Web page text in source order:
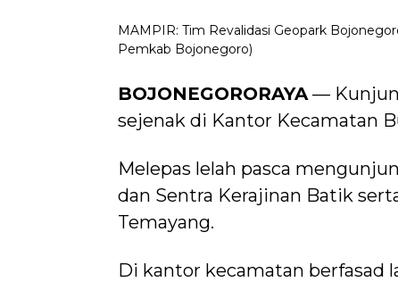
MAMPIR: Tim Revalidasi Geopark
Pemkab Bojonegoro)
BOJONEGORORAYA—
sejenak di Kantor Kecamatan
Melepas lelah pasca
dan Sentra Kerajinan Batik
Temayang.
Di kantor kecamatan berfasad